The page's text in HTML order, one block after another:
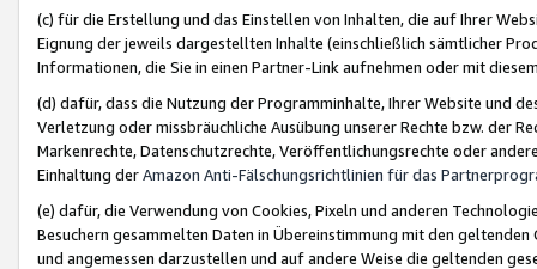
(c) für die Erstellung und das Einstellen von Inhalten, die auf Ihrer
Eignung der jeweils dargestellten Inhalte (einschließlich sämtlicher
Informationen, die Sie in einen Partner-Link aufnehmen oder mit
(d) dafür, dass die Nutzung der Programminhalte, Ihrer Website und
Verletzung oder missbräuchliche Ausübung unserer Rechte bzw. der
Markenrechte, Datenschutzrechte, Veröffentlichungsrechte oder
Einhaltung derAmazon Anti-Fälschungsrichtlinien für das
(e) dafür, die Verwendung von Cookies, Pixeln und anderen
Besuchern gesammelten Daten in Übereinstimmung mit den
und angemessen darzustellen und auf andere Weise die geltenden